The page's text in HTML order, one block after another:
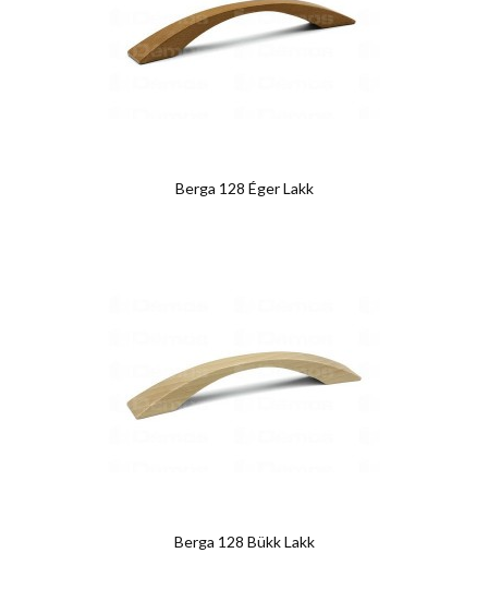
Berga 128 Éger Lakk
Berga 128 Bükk Lakk